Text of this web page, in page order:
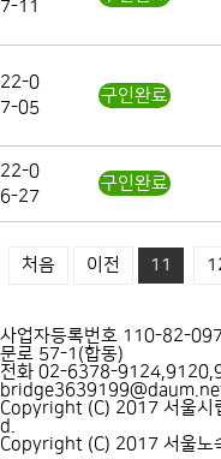
7-11
22-0
7-05
구인완료
22-0
6-27
구인완료
처음 이전 11
사업자등록번호 110-82-
문로 57-1(합동)
전화 02-6378-
Copyright (C) 2017 서울시
d.
Copyright (C) 2017 서울노